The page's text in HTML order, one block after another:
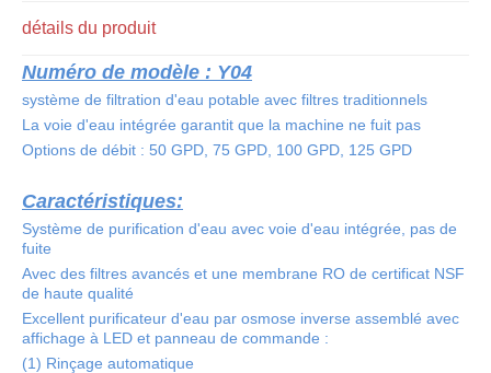
détails du produit
Numéro de modèle : Y04
système de filtration d'eau potable avec filtres traditionnels
La voie d'eau intégrée garantit que la machine ne fuit pas
Options de débit : 50 GPD, 75 GPD, 100 GPD, 125 GPD
Caractéristiques:
Système de purification d'eau avec voie d'eau intégrée, pas de
fuite
Avec des filtres avancés et une membrane RO de certificat NSF
de haute qualité
Excellent purificateur d'eau par osmose inverse assemblé avec
affichage à LED et panneau de commande :
(1) Rinçage automatique